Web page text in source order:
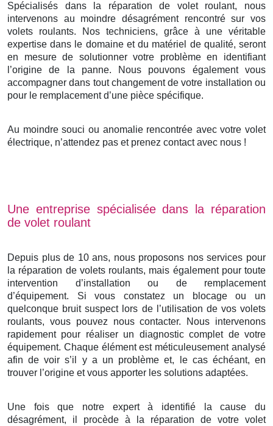
Spécialisés dans la réparation de volet roulant, nous
intervenons au moindre désagrément rencontré sur vos
volets roulants. Nos techniciens, grâce à une véritable
expertise dans le domaine et du matériel de qualité, seront
en mesure de solutionner votre problème en identifiant
l’origine de la panne. Nous pouvons également vous
accompagner dans tout changement de votre installation ou
pour le remplacement d’une pièce spécifique.
Au moindre souci ou anomalie rencontrée avec votre volet
électrique, n’attendez pas et prenez contact avec nous !
Une entreprise spécialisée dans la réparation
de volet roulant
Depuis plus de 10 ans, nous proposons nos services pour
la réparation de volets roulants, mais également pour toute
intervention d’installation ou de remplacement
d’équipement. Si vous constatez un blocage ou un
quelconque bruit suspect lors de l’utilisation de vos volets
roulants, vous pouvez nous contacter. Nous intervenons
rapidement pour réaliser un diagnostic complet de votre
équipement. Chaque élément est méticuleusement analysé
afin de voir s’il y a un problème et, le cas échéant, en
trouver l’origine et vous apporter les solutions adaptées.
Une fois que notre expert à identifié la cause du
désagrément, il procède à la réparation de votre volet